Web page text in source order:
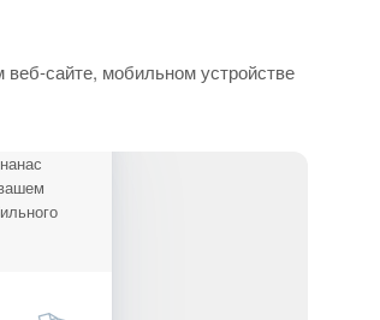
сайте, мобильном устройстве